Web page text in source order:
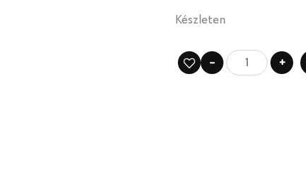
Készleten
- +